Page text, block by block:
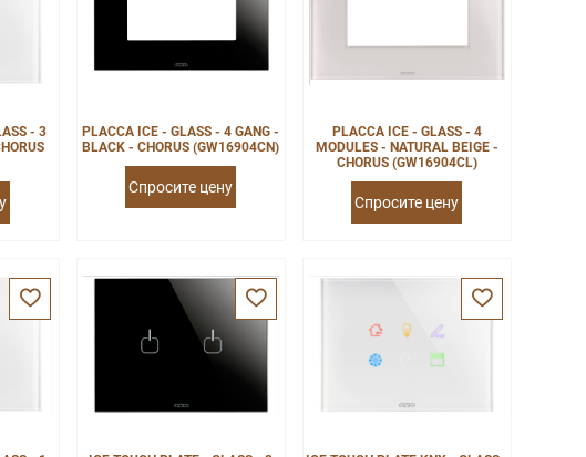
- 3
PLACCA ICE - GLASS - 4 GANG -
BLACK - CHORUS (GW16904CN)
Спросите цену
PLACCA ICE - GLASS - 4
MODULES - NATURAL BEIGE -
CHORUS (GW16904CL)
Спросите цену